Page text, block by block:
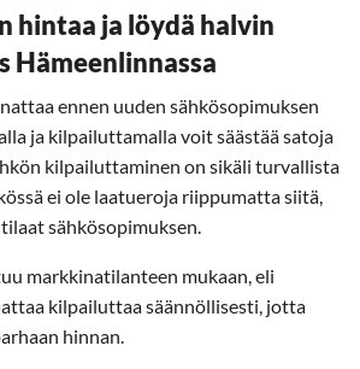
hintaa ja löydä halvin
Hämeenlinnassa
ennen uuden sähkösopimuksen
ja kilpailuttamalla voit säästää satoja
kilpailuttaminen on sikäli turvallista
ei ole laatueroja riippumatta siitä,
sähkösopimuksen.
markkinatilanteen mukaan, eli
kilpailuttaa säännöllisesti, jotta
hinnan.